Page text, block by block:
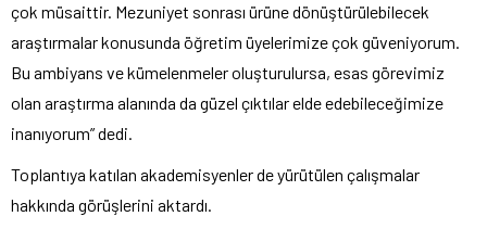
çok müsaittir. Mezuniyet sonrası ürüne dönüştürülebilecek
araştırmalar konusunda öğretim üyelerimize çok güveniyorum.
Bu ambiyans ve kümelenmeler oluşturulursa, esas görevimiz
olan araştırma alanında da güzel çıktılar elde edebileceğimize
inanıyorum” dedi.
Toplantıya katılan akademisyenler de yürütülen çalışmalar
hakkında görüşlerini aktardı.